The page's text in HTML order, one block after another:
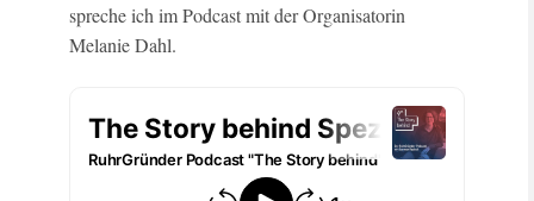
spreche ich im Podcast mit der Organisatorin
Melanie Dahl.